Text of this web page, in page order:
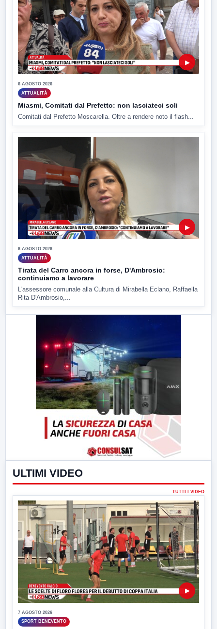
▶
6 AGOSTO 2026
ATTUALITÀ
Miasmi, Comitati dal Prefetto: non lasciateci soli
Comitati dal Prefetto Moscarella. Oltre a rendere noto il flash...
▶
6 AGOSTO 2026
ATTUALITÀ
Tirata del Carro ancora in forse, D'Ambrosio:
continuiamo a lavorare
L'assessore comunale alla Cultura di Mirabella Eclano, Raffaella
Rita D'Ambrosio,...
ULTIMI VIDEO
TUTTI I VIDEO
▶
7 AGOSTO 2026
SPORT BENEVENTO